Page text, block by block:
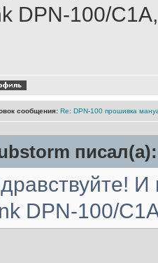
DPN-100/
сообщения: Re: DPN-100 прошивка
писал(а):
DPN-100/